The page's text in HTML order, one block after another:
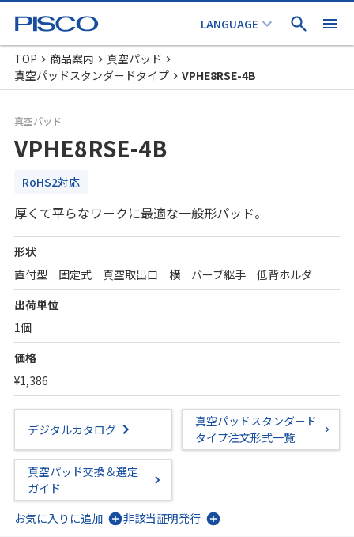
TOP 商品案内
真空パッド
真空パッドスタンダードタイプ
VPHE8RSE-4B
真空パッド
VPHE8RSE-4B
RoHS2対応
厚くて平らなワークに最適な一般形パッド。
形状
直付型 固定式 真空取出口 横 バーブ継手 低背ホルダ
出荷単位
1個
価格
¥1,386
デジタルカタログ
真空パッドスタンダード
タイプ注文形式一覧
真空パッド交換＆選定
ガイド
お気に入りに追加
非該当証明発行